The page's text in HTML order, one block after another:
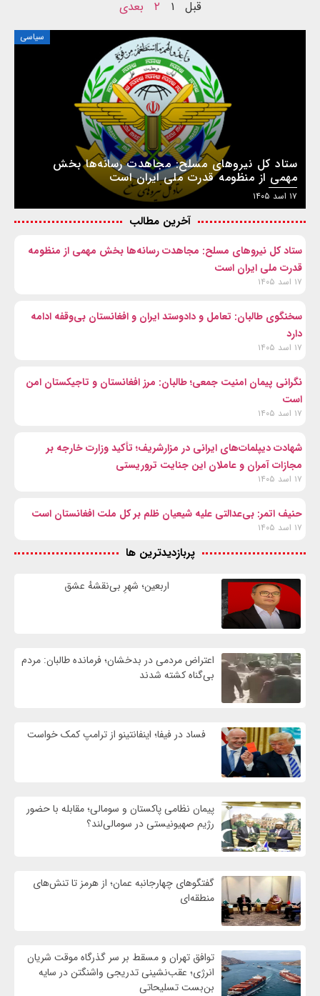
قبل ۱ ۲ بعدی
سیاسی
ستاد کل نیروهای مسلح: مجاهدت رسانه‌ها بخش
مهمی از منظومه قدرت ملی ایران است
۱۷ اسد ۱۴۰۵
آخرین مطالب
ستاد کل نیروهای مسلح: مجاهدت رسانه‌ها بخش مهمی از منظومه
قدرت ملی ایران است
۱۷ اسد ۱۴۰۵
سخنگوی طالبان: تعامل و دادوستد ایران و افغانستان بی‌وقفه ادامه
دارد
۱۷ اسد ۱۴۰۵
نگرانی پیمان امنیت جمعی؛ طالبان: مرز افغانستان و تاجیکستان امن
است
۱۷ اسد ۱۴۰۵
شهادت‌ دیپلمات‌های ایرانی در مزارشریف؛ تأکید وزارت خارجه بر
مجازات آمران و عاملان این جنایت تروریستی
۱۷ اسد ۱۴۰۵
حنیف اتمر: بی‌عدالتی علیه شیعیان ظلم بر کل ملت افغانستان است
۱۷ اسد ۱۴۰۵
پربازدیدترین ها
اربعین؛ شهرِ بی‌نقشهٔ عشق
اعتراض مردمی در بدخشان؛ فرمانده طالبان: مردم
بی‌گناه کشته شدند
فساد در فیفا؛ اینفانتینو از ترامپ کمک خواست
پیمان نظامی پاکستان و سومالی؛ مقابله با حضور
رژيم صهیونیستی در سومالی‌لند؟
گفتگوهای چهارجانبه عمان؛ از هرمز تا تنش‌های
منطقه‌ای
توافق تهران و مسقط بر سر گذرگاه موقت شریان
انرژی؛ عقب‌نشینی تدریجی واشنگتن در سایه
بن‌بست تسلیحاتی